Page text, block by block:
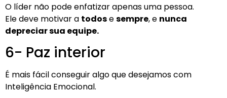
O líder não pode enfatizar apenas uma pessoa.
Ele deve motivar a todosesempre, e nunca
depreciar sua equipe.
6- Paz interior
É mais fácil conseguir algo que desejamos com
Inteligência Emocional.